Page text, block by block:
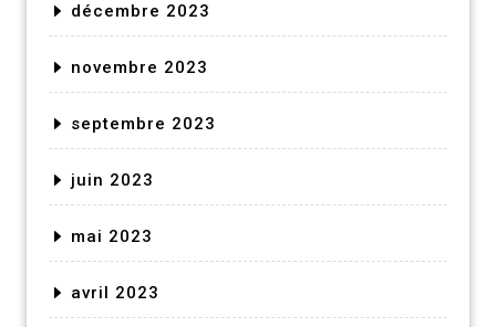
décembre 2023
novembre 2023
septembre 2023
juin 2023
mai 2023
avril 2023